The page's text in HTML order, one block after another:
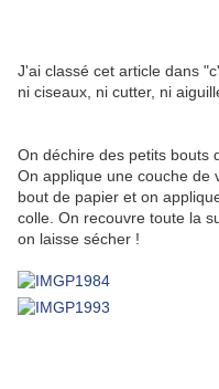
J'ai classé cet article dans
ni ciseaux, ni cutter, ni
On déchire des petits bouts
On applique une couche de
bout de papier et on
colle. On recouvre toute la
on laisse sécher !